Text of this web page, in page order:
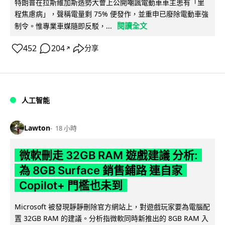
特朗普在拉斯維加斯造勢大會上公開嘲諷電動車車主患有「里
程焦慮病」，聲稱電量剩 75% 便發作，並重申已廢除電動車強
制令。惟專業車媒隨即反駁，...
閱讀全文
452 204 ↗ 分享
人工智能
Lawton 18 小時
微軟刪走 32GB RAM 遊戲建議 分析:
為 8GB Surface 銷售鋪路 連自家
Copilot+ 門檻也未到
Microsoft 被發現靜靜刪除官方網站上，對遊戲玩家要為電腦配
置 32GB RAM 的建議。分析指微軟同時新推出的 8GB RAM 入